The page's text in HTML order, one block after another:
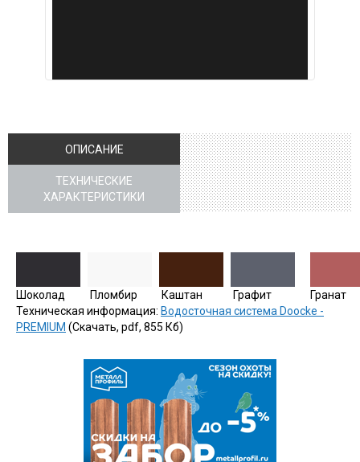
ОПИСАНИЕ
ТЕХНИЧЕСКИЕ
ХАРАКТЕРИСТИКИ
Шоколад Пломбир Каштан Графит
Гранат
Техническая информация: Водосточная система Doocke -
PREMIUM (Скачать, pdf, 855 Кб)